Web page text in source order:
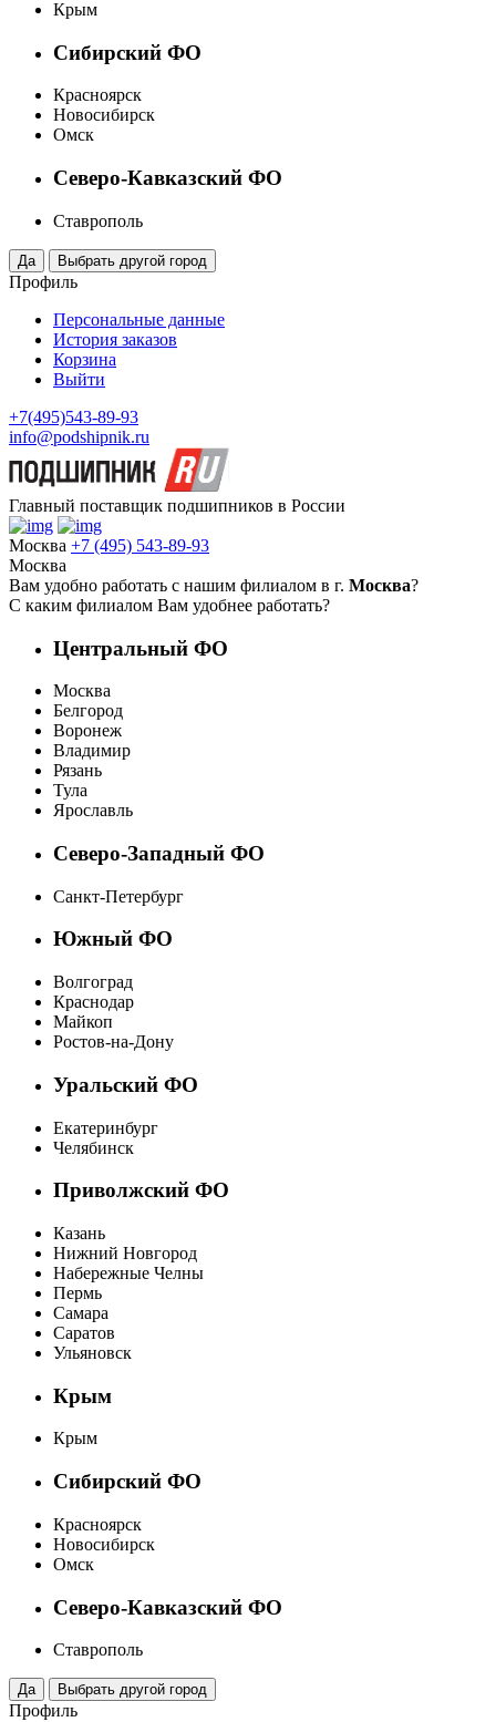
Крым
Сибирский ФО
Красноярск
Новосибирск
Омск
Северо-Кавказский ФО
Ставрополь
Профиль
Персональные данные
История заказов
Корзина
Выйти
+7(495)543-89-93
info@podshipnik.ru
Главный поставщик подшипников в России
Москва +7 (495) 543-89-93
Москва
Вам удобно работать с нашим филиалом в г. Москва?
С каким филиалом Вам удобнее работать?
Центральный ФО
Москва
Белгород
Воронеж
Владимир
Рязань
Тула
Ярославль
Северо-Западный ФО
Санкт-Петербург
Южный ФО
Волгоград
Краснодар
Майкоп
Ростов-на-Дону
Уральский ФО
Екатеринбург
Челябинск
Приволжский ФО
Казань
Нижний Новгород
Набережные Челны
Пермь
Самара
Саратов
Ульяновск
Крым
Крым
Сибирский ФО
Красноярск
Новосибирск
Омск
Северо-Кавказский ФО
Ставрополь
Профиль